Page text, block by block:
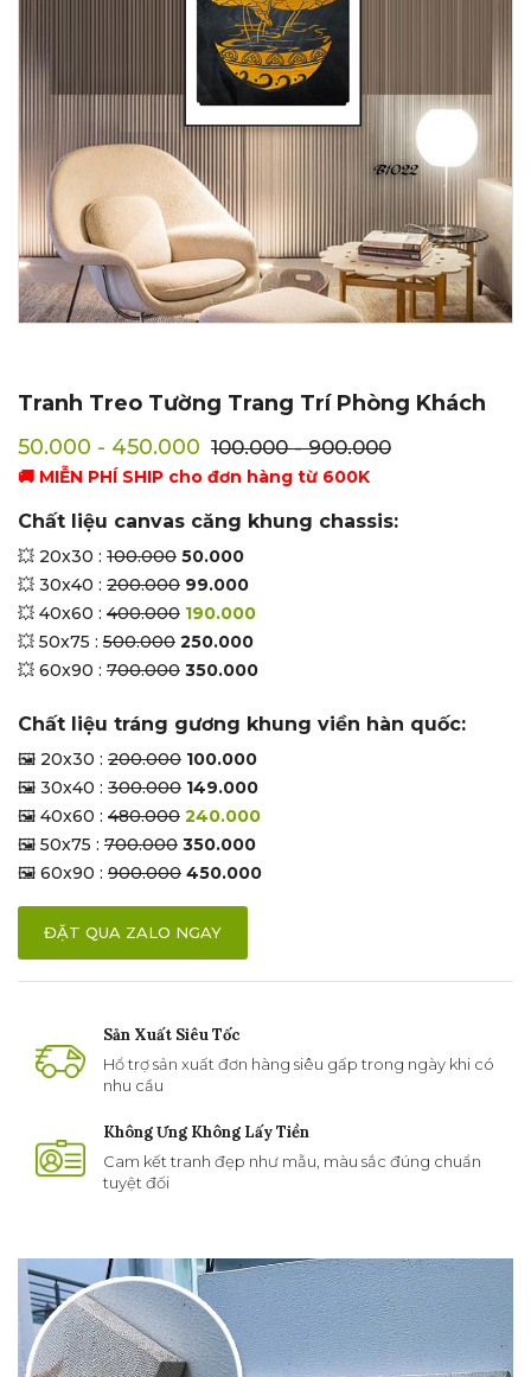
Tranh Treo Tường Trang Trí Phòng Khách
50.000 - 450.000 100.000 - 900.000
🚚 MIỄN PHÍ SHIP cho đơn hàng từ 600K
Chất liệu canvas căng khung chassis:
💥 20x30 : 100.000 50.000
💥 30x40 : 200.000 99.000
💥 40x60 : 400.000 190.000
💥 50x75 : 500.000 250.000
💥 60x90 : 700.000 350.000
Chất liệu tráng gương khung viền hàn quốc:
🖼 20x30 : 200.000 100.000
🖼 30x40 : 300.000 149.000
🖼 40x60 : 480.000 240.000
🖼 50x75 : 700.000 350.000
🖼 60x90 : 900.000 450.000
ĐẶT QUA ZALO NGAY
Sản Xuất Siêu Tốc
Hổ trợ sản xuất đơn hàng siêu gấp trong ngày khi có
nhu cầu
Không Ưng Không Lấy Tiền
Cam kết tranh đẹp như mẫu, màu sắc đúng chuẩn
tuyệt đối